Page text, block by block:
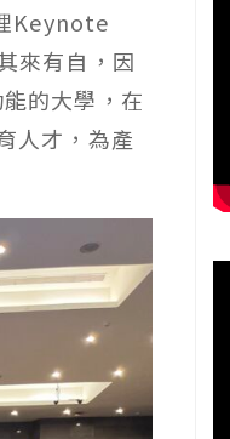
Keynote
來有自，因
的大學，在
人才，為產